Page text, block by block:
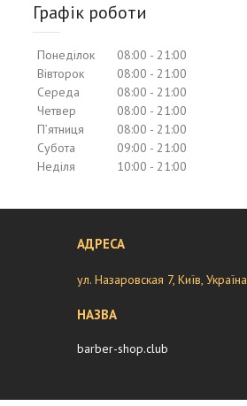
Графік роботи
Понеділок 08:00
21:00
Вівторок
08:00
21:00
Середа
08:00
21:00
Четвер
08:00
21:00
Пʼятниця
08:00
21:00
Субота
09:00
21:00
Неділя
10:00 21:00
ул. Назаровская 7, Київ, Україна
barber-shop.club